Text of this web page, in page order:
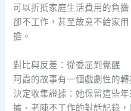
可以折抵家庭生活費用的負
卻不工作，甚至故意不給家
擔。
對比與反差：從委屈到覺醒
阿霞的故事有一個戲劇性的
決定收集證據：她保留這些
據、老陳不工作的對話記錄